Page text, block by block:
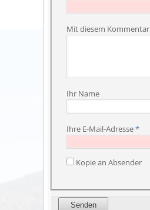
Mit diesem Kommentar
Ihr Name
Ihre E-Mail-Adresse*
Kopie an Absender